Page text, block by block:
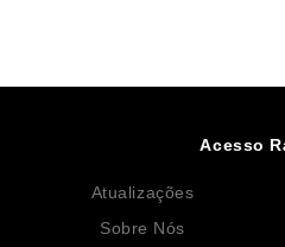
Acesso
Atualizações
Sobre Nós